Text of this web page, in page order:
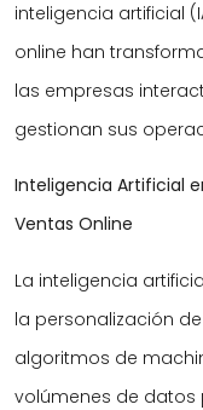
inteligencia artificial
online han
las empresas
gestionan sus
Inteligencia Artificial
Ventas Online
La inteligencia
la personalización
algoritmos de
volúmenes de datos